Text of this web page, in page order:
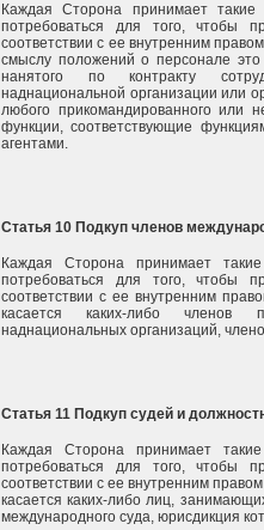
Каждая Сторона принимает
потребоваться для того, чтобы
соответствии с ее внутренним
смыслу положений о персонале это
нанятого по контракту
наднациональной организации или
любого прикомандированного или
функции, соответствующие
агентами.
Статья 10 Подкуп членов
Каждая Сторона принимает
потребоваться для того, чтобы
соответствии с ее внутренним
касается каких-либо членов
наднациональных организаций,
Статья 11 Подкуп судей и
Каждая Сторона принимает
потребоваться для того, чтобы
соответствии с ее внутренним
касается каких-либо лиц,
международного суда, юрисдикция